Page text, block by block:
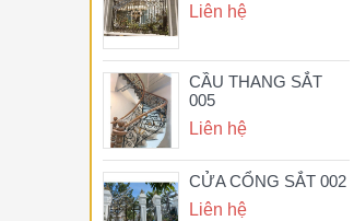
Liên hệ
CẦU THANG SẮT
005
Liên hệ
CỬA CỔNG SẮT 002
Liên hệ